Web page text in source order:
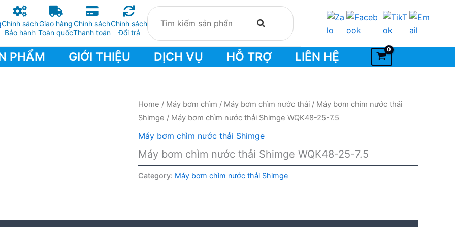
Chính sách
Bảo hành
Giao hàng
Toàn quốc
Chính sách
Thanh toán
Chính sách
Đổi trả
PHẨM GIỚI THIỆU DỊCH VỤ HỖ TRỢ LIÊN HỆ
Home / Máy bơm chìm / Máy bơm chìm nước thải / Máy bơm chìm nước thải
Shimge / Máy bơm chìm nước thải Shimge WQK48-25-7.5
Máy bơm chìm nước thải Shimge
Máy bơm chìm nước thải Shimge WQK48-25-7.5
Category: Máy bơm chìm nước thải Shimge